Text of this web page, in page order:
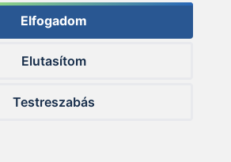
Elfogadom
Elutasítom
Testreszabás